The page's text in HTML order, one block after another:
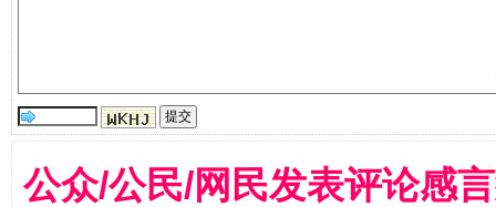
受贿1.44亿！段成刚被判无期 从幼
公众/公民/网民发表评论感